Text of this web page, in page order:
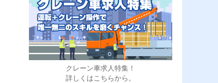
クレーン車求人特集！
詳しくはこちらから。